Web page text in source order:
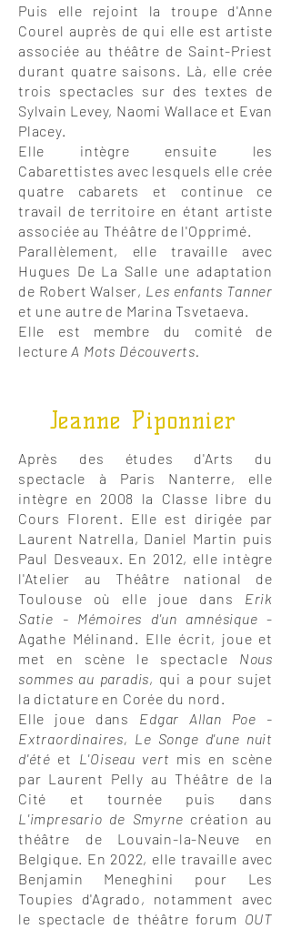
Puis elle rejoint la troupe d'Anne
Courel auprès de qui elle est artiste
associée au théâtre de Saint-Priest
durant quatre saisons. Là, elle crée
trois spectacles sur des textes de
Sylvain Levey, Naomi Wallace et Evan
Placey.
Elle intègre ensuite les
Cabarettistes avec lesquels elle crée
quatre cabarets et continue ce
travail de territoire en étant artiste
associée au Théâtre de l'Opprimé.
Parallèlement, elle travaille avec
Hugues De La Salle une adaptation
de Robert Walser, Les enfants Tanner
et une autre de Marina Tsvetaeva.
Elle est membre du comité de
lecture A Mots Découverts.
Après des études d'Arts du
spectacle à Paris Nanterre, elle
intègre en 2008 la Classe libre du
Cours Florent. Elle est dirigée par
Laurent Natrella, Daniel Martin puis
Paul Desveaux. En 2012, elle intègre
l'Atelier au Théâtre national de
Toulouse où elle joue dans Erik
Satie - Mémoires d'un amnésique -
Agathe Mélinand. Elle écrit, joue et
met en scène le spectacle Nous
sommes au paradis, qui a pour sujet
la dictature en Corée du nord.
Elle joue dans Edgar Allan Poe -
Extraordinaires, Le Songe d'une nuit
d'été et L'Oiseau vert mis en scène
par Laurent Pelly au Théâtre de la
Cité et tournée puis dans
L'impresario de Smyrne création au
théâtre de Louvain-la-Neuve en
Belgique. En 2022, elle travaille avec
Benjamin Meneghini pour Les
Toupies d'Agrado, notamment avec
le spectacle de théâtre forum OUT
Jeanne Piponnier